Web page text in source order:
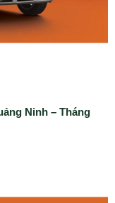
Ninh – Tháng